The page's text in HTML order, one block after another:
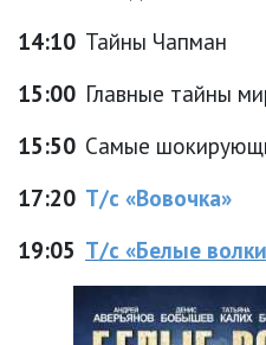
14:10 Тайны Чапман
15:00 Главные тайны
15:50 Самые
17:20 Т/с «Вовочка»
19:05 Т/с «Белые